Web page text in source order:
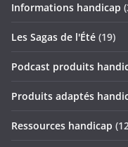
Informations handicap
Les Sagas de l'Été (19)
Podcast produits
Produits adaptés
Ressources handicap